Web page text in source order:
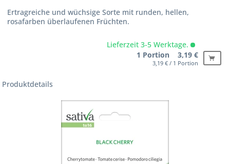
Ertragreiche und wüchsige Sorte mit runden, hellen,
rosafarben überlaufenen Früchten.
Lieferzeit 3-5 Werktage.
1 Portion 3,19 €
3,19 € / 1 Portion
Produktdetails